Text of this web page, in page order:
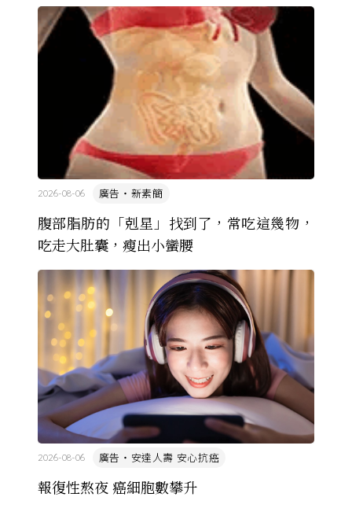
的協定保護 ...
腹部脂肪的「剋星」找到了，常吃這幾物，
吃走大肚囊，瘦出小蠻腰
廣告・新素簡
2026-08-06
報復性熬夜 癌細胞數攀升
廣告・安達人壽 安心抗癌
2026-08-06